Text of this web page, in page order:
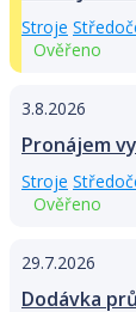
Stroje
Ověřeno
3.8.2026
Pronájem
Stroje
Ověřeno
29.7.2026
Dodávka